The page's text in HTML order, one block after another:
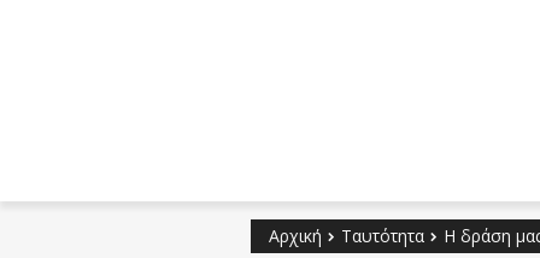
Αρχική Ταυτότητα Η δράση